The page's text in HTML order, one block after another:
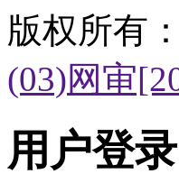
版权所有
(03)网审
用户登录